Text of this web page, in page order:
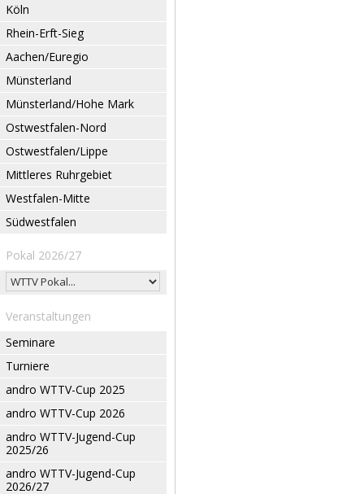
Köln
Rhein-Erft-Sieg
Aachen/Euregio
Münsterland
Münsterland/Hohe Mark
Ostwestfalen-Nord
Ostwestfalen/Lippe
Mittleres Ruhrgebiet
Westfalen-Mitte
Südwestfalen
Pokal 2026/27
Veranstaltungen
Seminare
Turniere
andro WTTV-Cup 2025
andro WTTV-Cup 2026
andro WTTV-Jugend-Cup
2025/26
andro WTTV-Jugend-Cup
2026/27